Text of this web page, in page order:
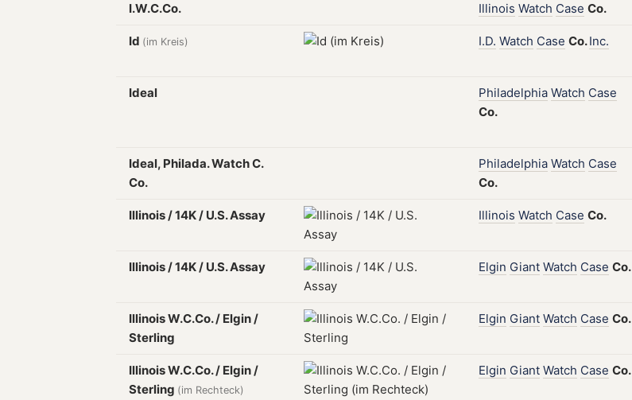
I.W.C.Co. Illinois Watch Case Co.
Id (im Kreis) I.D. Watch Case Co.Inc.
Ideal Philadelphia Watch Case
Co.
Ideal, Philada. Watch C.
Co.
Philadelphia Watch Case
Co.
Illinois / 14K / U.S. Assay Illinois Watch Case Co.
Illinois / 14K / U.S. Assay Elgin Giant Watch Case Co.
Illinois W.C.Co. / Elgin /
Sterling
Elgin Giant Watch Case Co.
Illinois W.C.Co. / Elgin /
Sterling (im Rechteck)
Elgin Giant Watch Case Co.